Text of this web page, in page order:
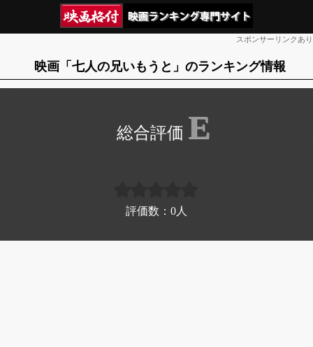
スポンサーリンクあり
映画「七人の兄いもうと」のランキング情報
E
評価数： 0 人